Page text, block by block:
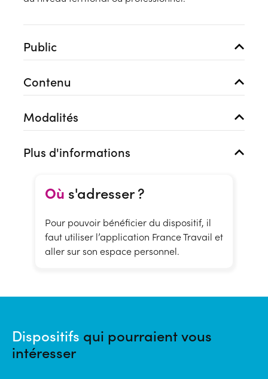
Public
Contenu
Modalités
Plus d'informations
Où s'adresser ?
Pour pouvoir bénéficier du dispositif, il
faut utiliser l’application France Travail et
aller sur son espace personnel.
Dispositifs qui pourraient vous
intéresser